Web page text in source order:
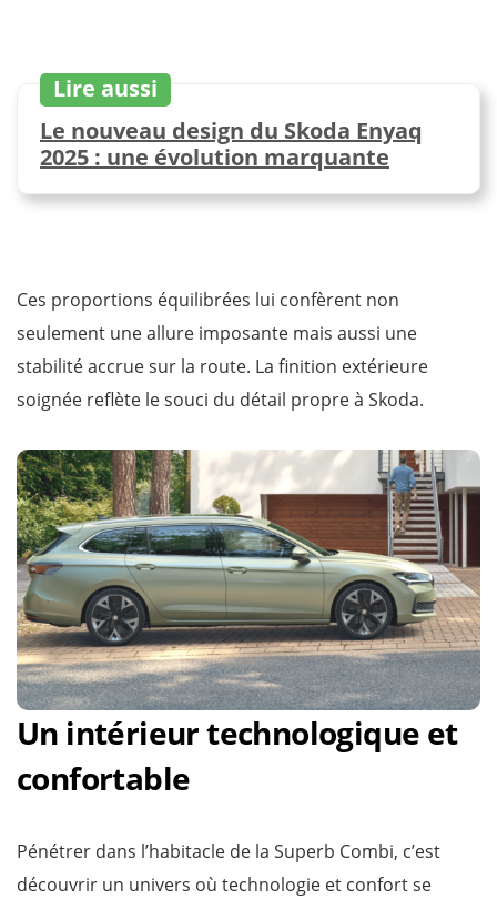
Lire aussi
Le nouveau design du Skoda Enyaq
2025 : une évolution marquante
Ces proportions équilibrées lui confèrent non
seulement une allure imposante mais aussi une
stabilité accrue sur la route. La finition extérieure
soignée reflète le souci du détail propre à Skoda.
Un intérieur technologique et
confortable
Pénétrer dans l’habitacle de la Superb Combi, c’est
découvrir un univers où technologie et confort se